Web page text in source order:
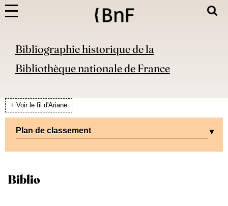
Bibliographie historique de la
Bibliothèque nationale de France
+ Voir le fil d'Ariane
Plan de classement
Biblio